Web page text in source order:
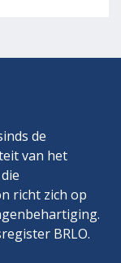
de
van het
richt zich op
BRLO.